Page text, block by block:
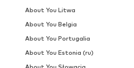
About You Litwa
About You Belgia
About You Portugalia
About You Estonia (ru)